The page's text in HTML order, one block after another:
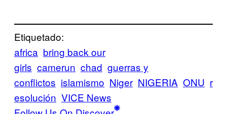
Etiquetado:
africa bring back our
girls camerun chad guerras y
conflictos islamismo Niger NIGERIA ONU r
esolución VICE News